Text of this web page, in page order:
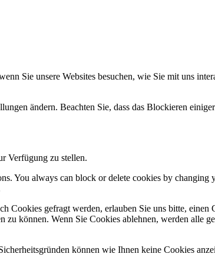
Sie unsere Websites besuchen, wie Sie mit uns
ändern. Beachten Sie, dass das Blockieren
Verfügung zu stellen.
You always can block or delete cookies by changing
Cookies gefragt werden, erlauben Sie uns bitte,
können. Wenn Sie Cookies ablehnen, werden alle
können wie Ihnen keine Cookies